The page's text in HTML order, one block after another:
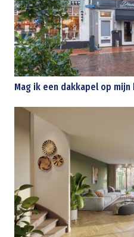
Mag ik een dakkapel op mijn